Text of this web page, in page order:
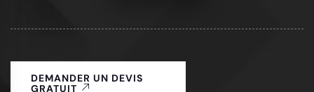
DEMANDER UN DEVIS
GRATUIT